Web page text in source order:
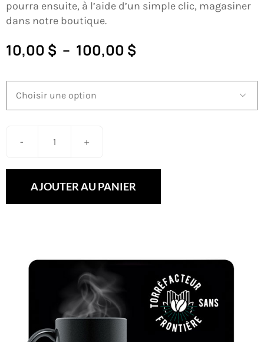
PANIER
EN
pourra ensuite, à l’aide d’un simple clic, magasiner
dans notre boutique.
10,00 $ – 100,00 $Plage
prix :
10,00 $

quantité
cadeau
AJOUTER AU PANIER